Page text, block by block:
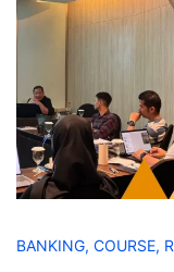
BANKING, COURSE,